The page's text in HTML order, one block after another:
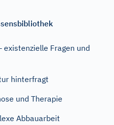
existenzielle Fragen und
hinterfragt
und Therapie
Abbauarbeit